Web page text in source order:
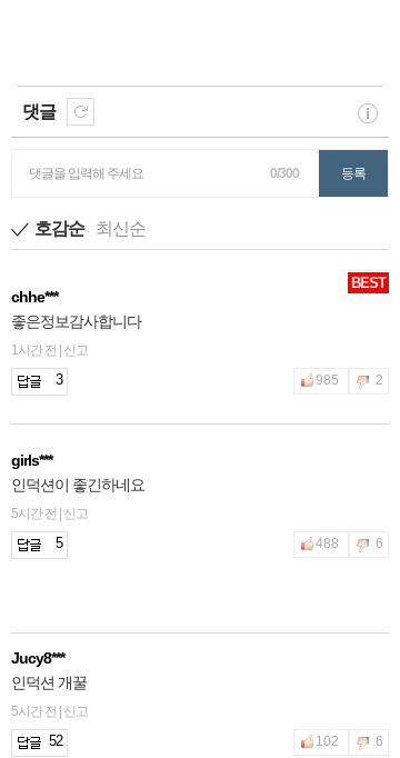
댓글
댓글을 입력해 주세요 0/300 등록
호감순 최신순
BEST
chhe***
좋은정보감사합니다
1시간 전 | 신고
3 985 2
girls***
인덕션이 좋긴하네요
5시간 전 | 신고
5 488 6
Jucy8***
인덕션 개꿀
5시간 전 | 신고
52 102 6